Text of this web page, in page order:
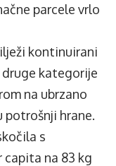
parcele vrlo
kontinuirani
kategorije
na ubrzano
potrošnji hrane.
s
capita na 83 kg